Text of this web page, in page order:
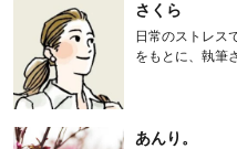
さくら
日常のストレス
をもとに、執筆
あんり。